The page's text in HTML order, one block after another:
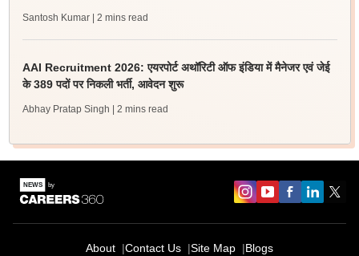
Santosh Kumar | 2 mins read
AAI Recruitment 2026: एयरपोर्ट अथॉरिटी ऑफ इंडिया में मैनेजर एवं जेई
के 389 पदों पर निकली भर्ती, आवेदन शुरू
Abhay Pratap Singh | 2 mins read
About Contact Us Site Map Blogs